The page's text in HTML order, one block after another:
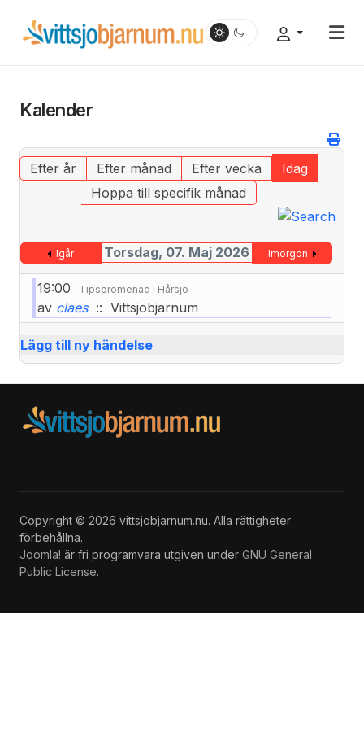
Kalender
Efter år Efter månad Efter vecka
Idag
Hoppa till specifik månad
Igår Torsdag, 07. Maj 2026 Imorgon
19:00 Tipspromenad i Hårsjö
av claes:: Vittsjobjarnum
Lägg till ny händelse
Copyright © 2026 vittsjobjarnum.nu. Alla rättigheter
förbehållna.
Joomla! är fri programvara utgiven under GNU General
Public License.